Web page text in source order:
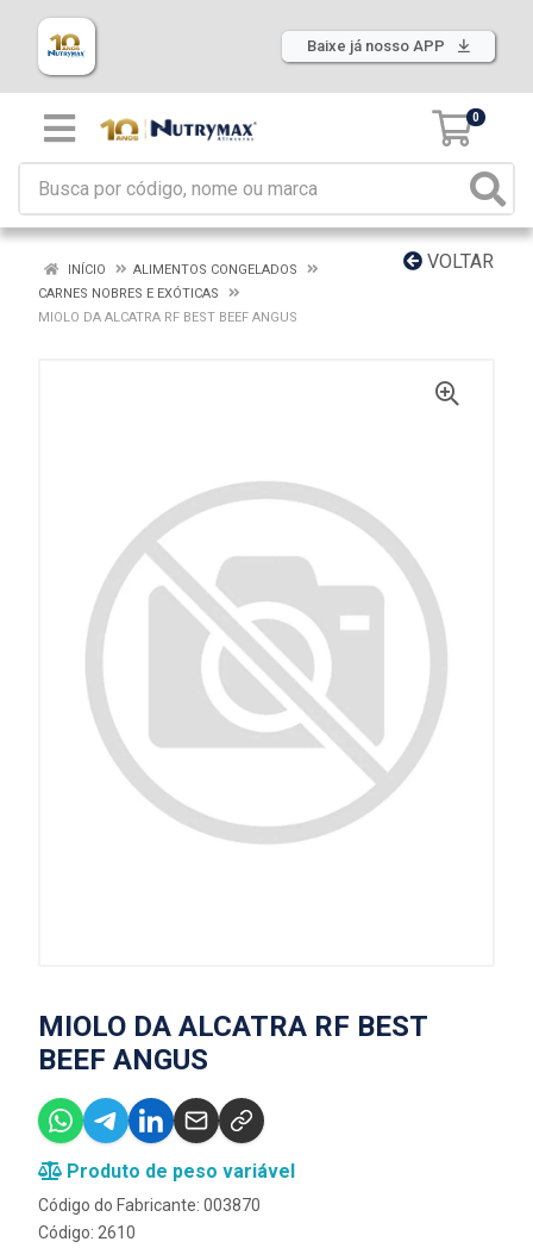
Baixe já nosso APP
0
VOLTAR
INÍCIO
ALIMENTOS CONGELADOS
CARNES NOBRES E EXÓTICAS
MIOLO DA ALCATRA RF BEST BEEF ANGUS
MIOLO DA ALCATRA RF BEST
BEEF ANGUS
Produto de peso variável
Código do Fabricante: 003870
Código: 2610